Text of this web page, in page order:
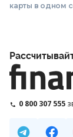
карты в одном
0 800 307 555